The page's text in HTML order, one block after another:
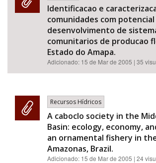
Identificacao e
comunidades com
desenvolvimento de
comunitarios de producao
Estado do Amapa.
Adicionado: 15 de Mar de 2005 | 35
Recursos Hídricos
A caboclo society in the
Basin: ecology, economy,
an ornamental fishery in
Amazonas, Brazil.
Adicionado: 15 de Mar de 2005 | 24